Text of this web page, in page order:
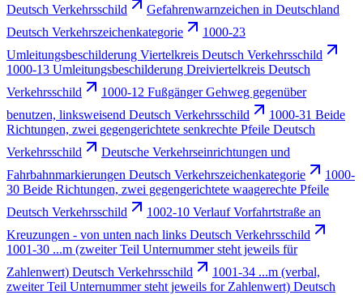
Deutsch Verkehrsschild
Gefahrenwarnzeichen in Deutschland
Deutsch Verkehrszeichenkategorie
1000-23
Umleitungsbeschilderung Viertelkreis Deutsch Verkehrsschild
1000-13 Umleitungsbeschilderung Dreiviertelkreis Deutsch
Verkehrsschild
1000-12 Fußgänger Gehweg gegenüber
benutzen, linksweisend Deutsch Verkehrsschild
1000-31 Beide
Richtungen, zwei gegengerichtete senkrechte Pfeile Deutsch
Verkehrsschild
Deutsche Verkehrseinrichtungen und
Fahrbahnmarkierungen Deutsch Verkehrszeichenkategorie
1000-
30 Beide Richtungen, zwei gegengerichtete waagerechte Pfeile
Deutsch Verkehrsschild
1002-10 Verlauf Vorfahrtstraße an
Kreuzungen - von unten nach links Deutsch Verkehrsschild
1001-30 ...m (zweiter Teil Unternummer steht jeweils für
Zahlenwert) Deutsch Verkehrsschild
1001-34 ...m (verbal,
zweiter Teil Unternummer steht jeweils for Zahlenwert) Deutsch